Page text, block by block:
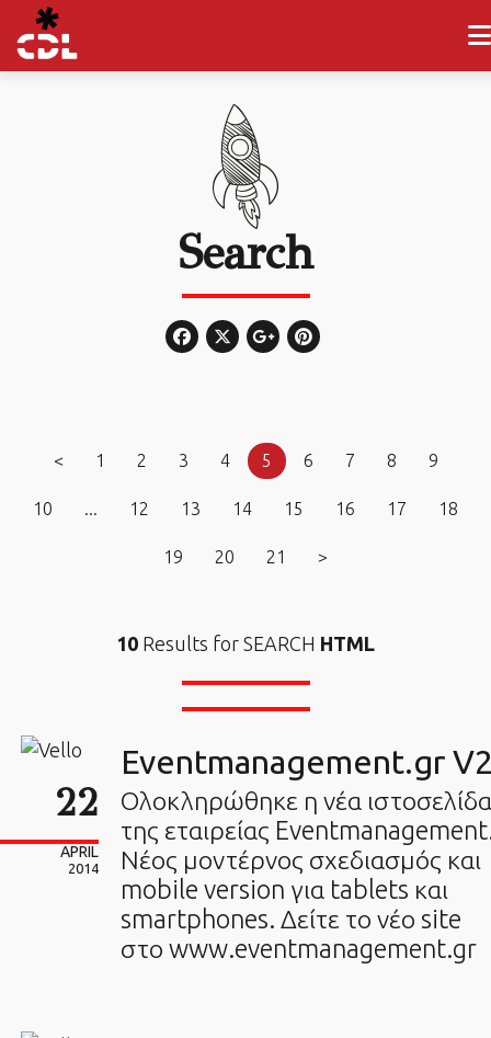
Search
< 1 2 3 4 5 6 7 8 9
10 ... 12 13 14 15 16 17 18
19 20 21 >
10 Results for SEARCH HTML
22
APRIL
2014
Eventmanagement.gr
Ολοκληρώθηκε η νέα ιστοσελίδα
της εταιρείας
Νέος μοντέρνος σχεδιασμός και
mobile version για tablets και
smartphones. Δείτε το νέο site
στο www.eventmanagement.gr